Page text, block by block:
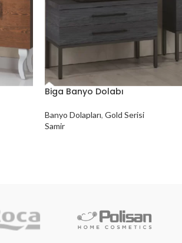
Biga Banyo Dolabı
Banyo Dolapları, Gold Serisi
Samir